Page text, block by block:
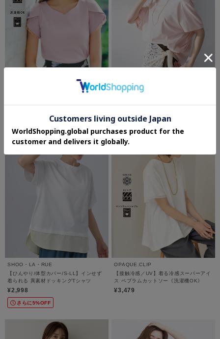
【接触冷感／UVケア】ハートネックレー
¥3,479
さらに15%OFF
【汗染み防止/接触冷感】ドルマンプルオ
¥12,100
SHOO・LA・RUE
【ひんやり/体型カバー/S-LL】インせず
着られる 異素材ドッキングTシャツ
¥2,998
さらに5%OFF
OPAQUE.CLIP
【接触冷感／UV】着る冷感スーパーアイ
ス ペプラムカットソー《洗濯機OK》
¥3,479